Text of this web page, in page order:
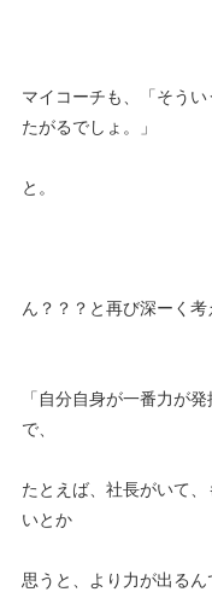
マイコーチも、「そう
たがるでしょ。」
と。
ん？？？と再び深ーく考
「自分自身が一番力が
で、
たとえば、社長がいて
いとか
思うと、より力が出る